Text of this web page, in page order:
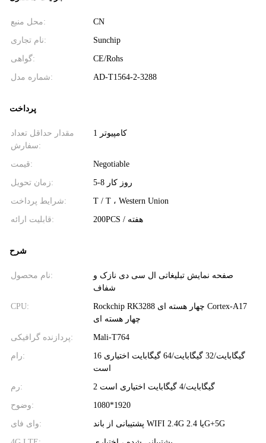
محل منبع: CN
نام تجاری: Sunchip
گواهی: CE/Rohs
شماره مدل: AD-T1564-2-3288
پرداخت
مقدار حداقل تعداد
سفارش:
1 کامپیوتر
قیمت: Negotiable
زمان تحویل: 5-8 روز کار
شرایط پرداخت: T / T ، Western Union
قابلیت ارائه: 200PCS / هفته
شرح
نام محصول:
صفحه نمایش تبلیغاتی ال سی دی نازک و
شفاف
CPU:
Rockchip RK3288 چهار هسته ای Cortex-A17
چهار هسته ای
پردازنده گرافیکی: Mali-T764
رام:
16 گیگابایت/32 گیگابایت/64 گیگابایت اختیاری
است
رم: 2 گیگابایت/4 گیگابایت اختیاری است
وضوح: 1080*1920
وای فای: پشتیبانی از باند WIFI 2.4G یا 2.4G+5G